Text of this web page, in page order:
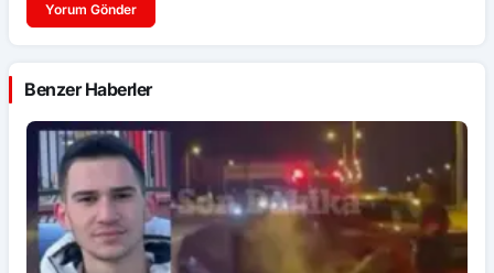
Yorum Gönder
Benzer Haberler